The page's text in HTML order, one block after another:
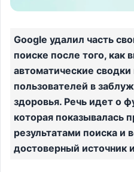
Google удалил часть
поиске после того, как
автоматические
пользователей в
здоровья. Речь идет о
которая показывалась
результатами поиска и
достоверный источник